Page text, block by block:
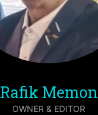
Rafik Memon
OWNER & EDITOR